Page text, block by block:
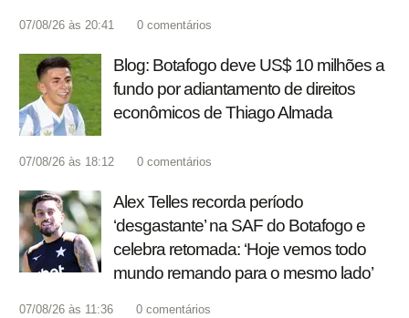
07/08/26 às 20:41 0 comentários
Blog: Botafogo deve US$ 10 milhões a
fundo por adiantamento de direitos
econômicos de Thiago Almada
07/08/26 às 18:12 0 comentários
Alex Telles recorda período
‘desgastante’ na SAF do Botafogo e
celebra retomada: ‘Hoje vemos todo
mundo remando para o mesmo lado’
07/08/26 às 11:36 0 comentários